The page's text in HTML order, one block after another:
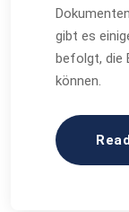
gibt es
befolgt, die
können.